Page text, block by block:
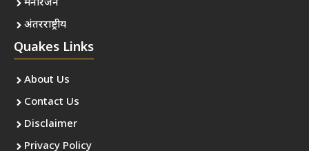
मनोरंजन
अंतरराष्ट्रीय
Quakes Links
About Us
Contact Us
Disclaimer
Privacy Policy